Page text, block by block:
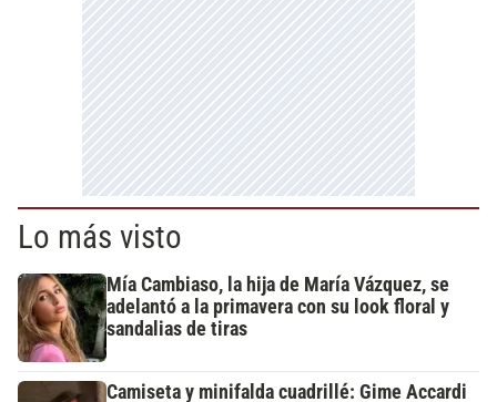
Lo más visto
Mía Cambiaso, la hija de María Vázquez, se
adelantó a la primavera con su look floral y
sandalias de tiras
Camiseta y minifalda cuadrillé: Gime Accardi